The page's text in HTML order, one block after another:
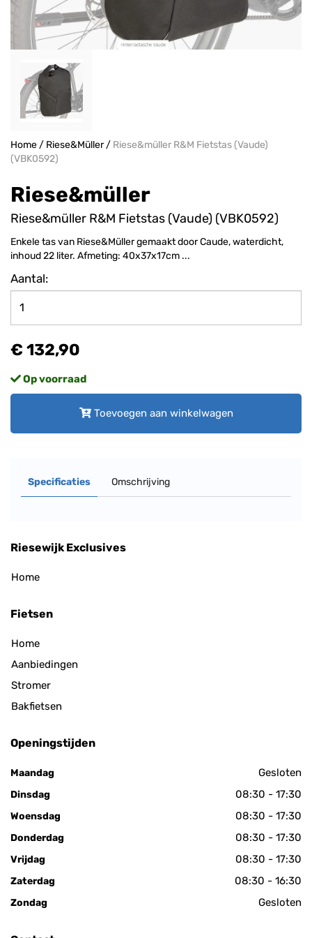
Home/ Riese&Müller/ Riese&müller R&M Fietstas (Vaude)
(VBK0592)
Riese&müller
Riese&müller R&M Fietstas (Vaude) (VBK0592)
Enkele tas van Riese&Müller gemaakt door Caude, waterdicht,
inhoud 22 liter. Afmeting: 40x37x17cm ...
Aantal:
€ 132,90
Op voorraad
Toevoegen aan winkelwagen
Specificaties Omschrijving
Riesewijk Exclusives
Home
Fietsen
Home
Aanbiedingen
Stromer
Bakfietsen
Openingstijden
Maandag Gesloten
Dinsdag 08:30 - 17:30
Woensdag 08:30 - 17:30
Donderdag 08:30 - 17:30
Vrijdag 08:30 - 17:30
Zaterdag 08:30 - 16:30
Zondag Gesloten